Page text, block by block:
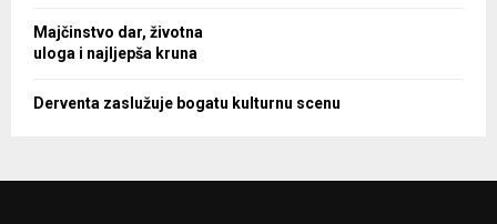
Majčinstvo dar, životna
uloga i najljepša kruna
Derventa zaslužuje bogatu kulturnu scenu